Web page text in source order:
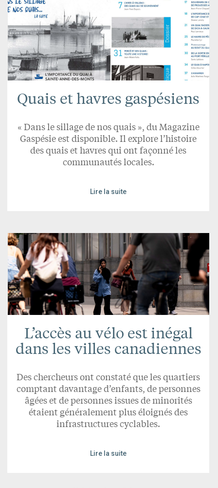
Quais et havres gaspésiens
« Dans le sillage de nos quais », du Magazine
Gaspésie est disponible. Il explore l’histoire
des quais et havres qui ont façonné les
communautés locales.
Lire la suite
L’accès au vélo est inégal
dans les villes canadiennes
Des chercheurs ont constaté que les quartiers
comptant davantage d’enfants, de personnes
âgées et de personnes issues de minorités
étaient généralement plus éloignés des
infrastructures cyclables.
Lire la suite